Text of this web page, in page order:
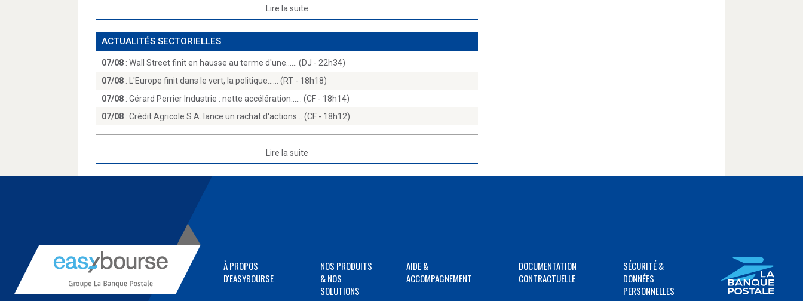
Lire la suite
ACTUALITÉS SECTORIELLES
07/08 : Wall Street finit en hausse au terme d'une...… (DJ - 22h34)
07/08 :
L'Europe finit dans le vert, la politique...… (RT - 18h18)
07/08 : Gérard Perrier Industrie : nette accélération...… (CF - 18h14)
07/08 : Crédit Agricole S.A. lance un rachat d'actions… (CF - 18h12)
Lire la suite
À PROPOS
D'EASYBOURSE
NOS PRODUITS
& NOS
SOLUTIONS
AIDE &
ACCOMPAGNEMENT
DOCUMENTATION
CONTRACTUELLE
SÉCURITÉ &
DONNÉES
PERSONNELLES